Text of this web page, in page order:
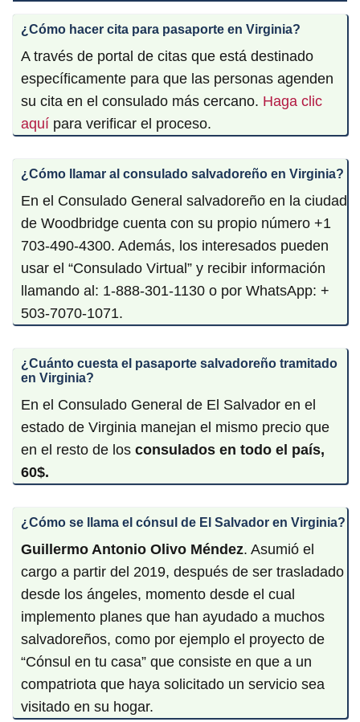
¿Cómo hacer cita para pasaporte en Virginia?
A través de portal de citas que está destinado
específicamente para que las personas agenden
su cita en el consulado más cercano. Haga clic
aquí para verificar el proceso.
¿Cómo llamar al consulado salvadoreño en Virginia?
En el Consulado General salvadoreño en la ciudad
de Woodbridge cuenta con su propio número +1
703-490-4300. Además, los interesados pueden
usar el “Consulado Virtual” y recibir información
llamando al: 1-888-301-1130 o por WhatsApp: +
503-7070-1071.
¿Cuánto cuesta el pasaporte salvadoreño tramitado
en Virginia?
En el Consulado General de El Salvador en el
estado de Virginia manejan el mismo precio que
en el resto de los consulados en todo el país,
60$.
¿Cómo se llama el cónsul de El Salvador en Virginia?
Guillermo Antonio Olivo Méndez. Asumió el
cargo a partir del 2019, después de ser trasladado
desde los ángeles, momento desde el cual
implemento planes que han ayudado a muchos
salvadoreños, como por ejemplo el proyecto de
“Cónsul en tu casa” que consiste en que a un
compatriota que haya solicitado un servicio sea
visitado en su hogar.